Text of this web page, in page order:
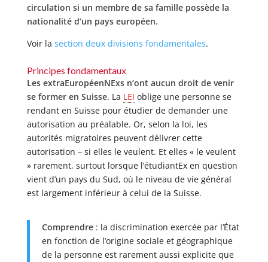
circulation si un membre de sa famille possède la
nationalité d’un pays européen.
Voir la section deux divisions fondamentales.
Principes fondamentaux
Les extraEuropéenNExs n’ont aucun droit de venir
se former en Suisse. La LEI oblige une personne se
rendant en Suisse pour étudier de demander une
autorisation au préalable. Or, selon la loi, les
autorités migratoires peuvent délivrer cette
autorisation – si elles le veulent. Et elles « le veulent
» rarement, surtout lorsque l’étudiantEx en question
vient d’un pays du Sud, où le niveau de vie général
est largement inférieur à celui de la Suisse.
Comprendre : la discrimination exercée par l’État
en fonction de l’origine sociale et géographique
de la personne est rarement aussi explicite que